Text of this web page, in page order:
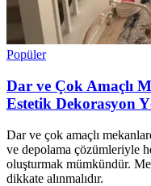
Popüler
Dar ve Çok Amaçlı
Estetik Dekorasyon
Dar ve çok amaçlı
ve depolama çözümleriyle
oluşturmak mümkündür.
dikkate alınmalıdır.